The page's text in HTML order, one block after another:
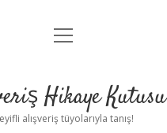
Anasayfa
Yasal Uyarı
menüyü
Hikaye Kutusu
alışveriş tüyolarıyla tanış!